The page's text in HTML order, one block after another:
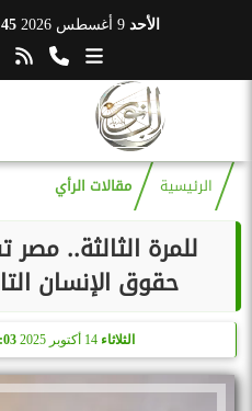
الأحد 9 أغسطس 2026
الرئيسية مقالات الرأي
للمرة الثالثة..
حقوق الإنسان
الثلاثاء 14 أكتوبر 2025